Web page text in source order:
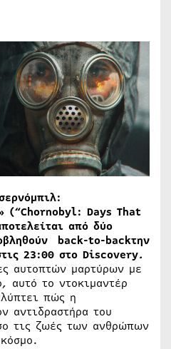
(“Chοrnobyl: Days That
από δύο
back-to-backτην
23:00 στο Discovery.
αυτοπτών μαρτύρων με
αυτό το ντοκιμαντέρ
πώς η
αντιδραστήρα του
τις ζωές των ανθρώπων